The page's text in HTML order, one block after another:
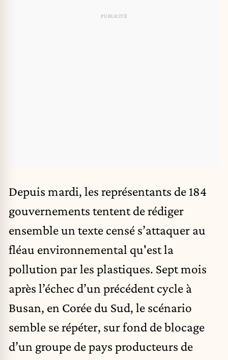
Depuis mardi, les représentants de 184
gouvernements tentent de rédiger
ensemble un texte censé s’attaquer au
fléau environnemental qu'est la
pollution par les plastiques. Sept mois
après l’échec d’un précédent cycle à
Busan, en Corée du Sud, le scénario
semble se répéter, sur fond de blocage
d’un groupe de pays producteurs de